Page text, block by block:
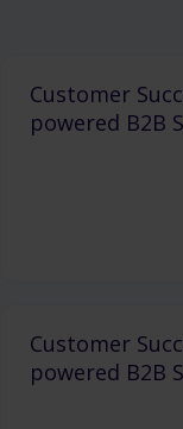
Customer
powered B2B
Customer
powered B2B